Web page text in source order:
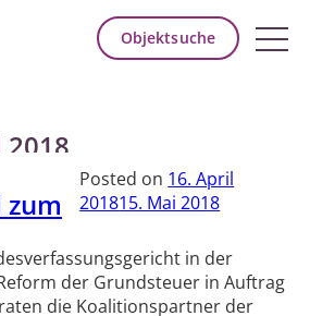
Objektsuche
2018
zum
Posted on 16. April
201815. Mai 2018
in der
der Grundsteuer in Auftrag
die Koalitionspartner der